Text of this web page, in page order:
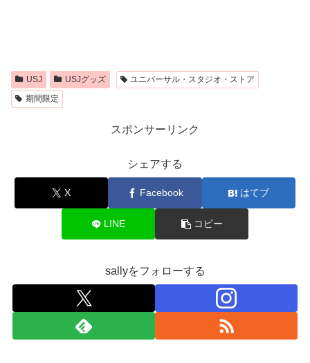
USJ USJグッズ
ユニバーサル・スタジオ・ストア
期間限定
スポンサーリンク
シェアする
X Facebook はてブ
LINE コピー
sallyをフォローする